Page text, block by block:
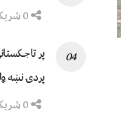
پر
پردۍ نښه